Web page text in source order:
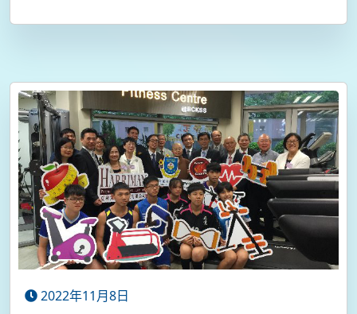
2022年11月8日